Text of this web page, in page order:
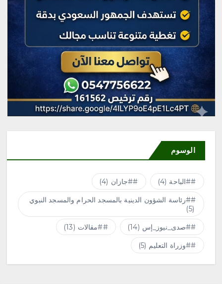
الوسوم
#الباحة (4) #جازان (4)
#رئاسة الشؤون الدينية بالمسجد الحرام والمسجد النبوي
(5)
#صدى_نيوز_إس (14) #مقالات (13)
#وزراة التعليم (5)